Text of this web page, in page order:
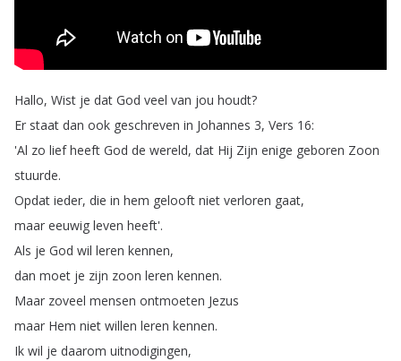
Hallo, Wist je dat God veel van jou houdt?
Er staat dan ook geschreven in Johannes 3, Vers 16:
'Al zo lief heeft God de wereld, dat Hij Zijn enige geboren Zoon
stuurde.
Opdat ieder, die in hem gelooft niet verloren gaat,
maar eeuwig leven heeft'.
Als je God wil leren kennen,
dan moet je zijn zoon leren kennen.
Maar zoveel mensen ontmoeten Jezus
maar Hem niet willen leren kennen.
Ik wil je daarom uitnodigingen,